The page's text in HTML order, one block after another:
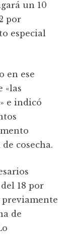
un 10
por
especial
en ese
«las
e indicó
cosecha.
18 por
de